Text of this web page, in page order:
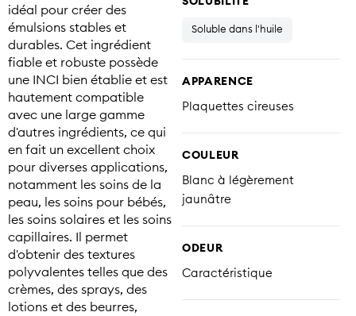
idéal pour créer des
émulsions stables et
durables. Cet ingrédient
fiable et robuste possède
une INCI bien établie et est
hautement compatible
avec une large gamme
d'autres ingrédients, ce qui
en fait un excellent choix
pour diverses applications,
notamment les soins de la
peau, les soins pour bébés,
les soins solaires et les soins
capillaires. Il permet
d'obtenir des textures
polyvalentes telles que des
crèmes, des sprays, des
lotions et des beurres,
Soluble dans l'huile
APPARENCE
Plaquettes cireuses
COULEUR
Blanc à légèrement
jaunâtre
ODEUR
Caractéristique